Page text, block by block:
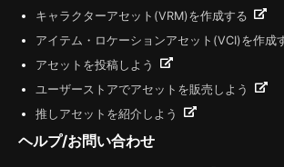
キャラクターアセット(VRM)を作成する
アイテム・ロケーションアセット(VCI)を作成
アセットを投稿しよう
ユーザーストアでアセットを販売しよう
推しアセットを紹介しよう
ヘルプ/お問い合わせ